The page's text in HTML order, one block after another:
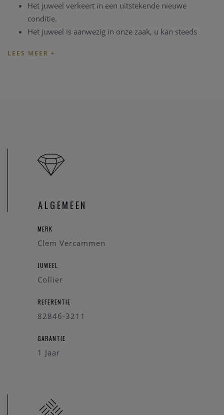
Het juweel verkeert in een uitstekende nieuwe
conditie.
Het juweel is aanwezig in onze zaak, u kan steeds
Onze referentie: 82846/3211
ALGEMEEN
MERK
Clem Vercammen
JUWEEL
Collier
REFERENTIE
82846-3211
GARANTIE
1 Jaar